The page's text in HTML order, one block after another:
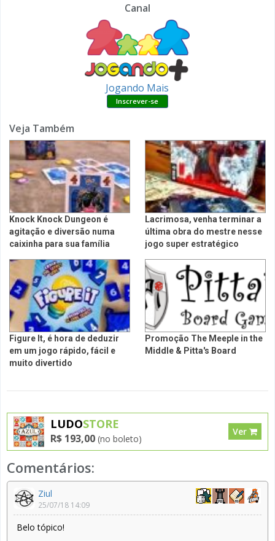
Canal
Jogando Mais
Veja Também
Knock Knock Dungeon é
agitação e diversão numa
caixinha para sua família
Lacrimosa, venha terminar a
última obra do mestre nesse
jogo super estratégico
Figure It, é hora de deduzir
em um jogo rápido, fácil e
muito divertido
Promoção The Meeple in the
Middle & Pitta's Board
LUDOSTORE
R$ 193,00 (no boleto)
Ver
Comentários:
Ziul
25/07/18 14:09
Belo tópico!